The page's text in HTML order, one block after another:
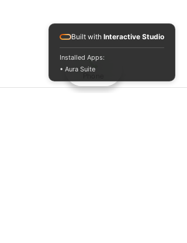
Built with Interactive Studio
Installed Apps:
• Aura Suite